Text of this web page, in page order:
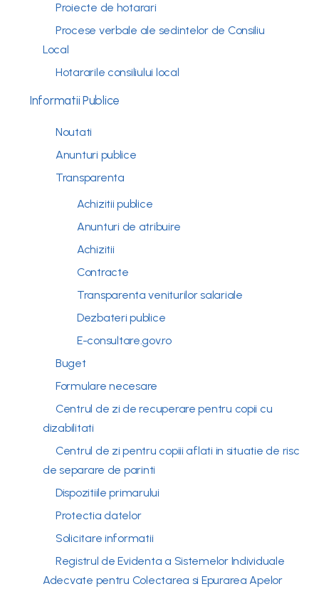
Proiecte de hotarari
Procese verbale ale sedintelor de Consiliu
Local
Hotararile consiliului local
Informatii Publice
Noutati
Anunturi publice
Transparenta
Achizitii publice
Anunturi de atribuire
Achizitii
Contracte
Transparenta veniturilor salariale
Dezbateri publice
E-consultare.gov.ro
Buget
Formulare necesare
Centrul de zi de recuperare pentru copii cu
dizabilitati
Centrul de zi pentru copiii aflati in situatie de risc
de separare de parinti
Dispozitiile primarului
Protectia datelor
Solicitare informatii
Registrul de Evidenta a Sistemelor Individuale
Adecvate pentru Colectarea si Epurarea Apelor